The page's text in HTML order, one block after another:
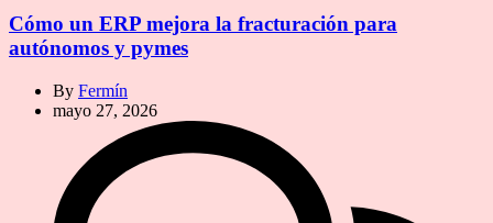
Cómo un ERP mejora la fracturación para
autónomos y pymes
By Fermín
mayo 27, 2026